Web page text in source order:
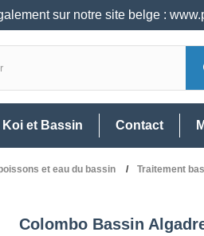
sur notre site belge :
Koi et Bassin Contact
et eau du bassin
Traitement
Colombo Bassin